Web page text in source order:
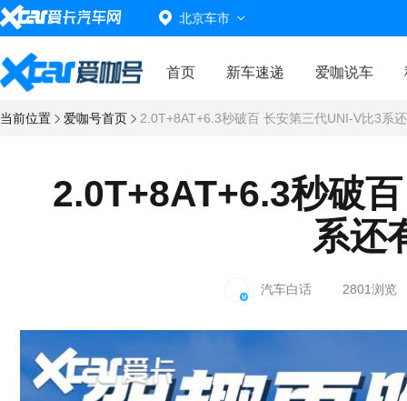
北京车市
首页 新车速递 爱咖说车
当前位置 爱咖号首页 2.0T+8AT+6.3秒破百 长安第三代UNI-V比3系
2.0T+8AT+6.3秒破
系还
汽车白话 2801浏览